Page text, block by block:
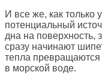
И все же, как только
потенциальный
дна на поверхность,
сразу начинают
тепла превращаются
в морской воде.